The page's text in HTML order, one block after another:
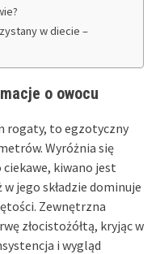
w diecie –
o owocu
rogaty, to egzotyczny
Wyróżnia się
kiwano jest
jego składzie dominuje
Zewnętrzna
złocistożółtą, kryjąc w
i wygląd